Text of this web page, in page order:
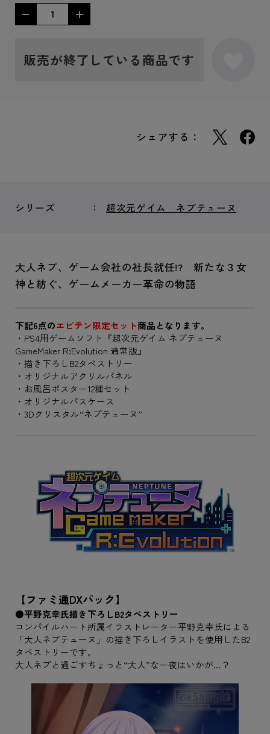
販売が終了している商品です
シェアする：
シリーズ 超次元ゲイム ネプテューヌ
大人ネプ、ゲーム会社の社長就任!? 新たな３女
神と紡ぐ、ゲームメーカー革命の物語
下記6点のエビテン限定セット商品となります。
・PS4用ゲームソフト『超次元ゲイム ネプテューヌ
GameMaker R:Evolution 通常版』
・描き下ろしB2タペストリー
・オリジナルアクリルパネル
・お風呂ポスター12種セット
・オリジナルパスケース
・3Dクリスタル“ネプテューヌ”
【ファミ通DXパック】
●平野克幸氏描き下ろしB2タペストリー
コンパイルハート所属イラストレーター平野克幸氏による
「大人ネプテューヌ」の描き下ろしイラストを使用したB2
タペストリーです。
大人ネプと過ごすちょっと“大人”な一夜はいかが…？